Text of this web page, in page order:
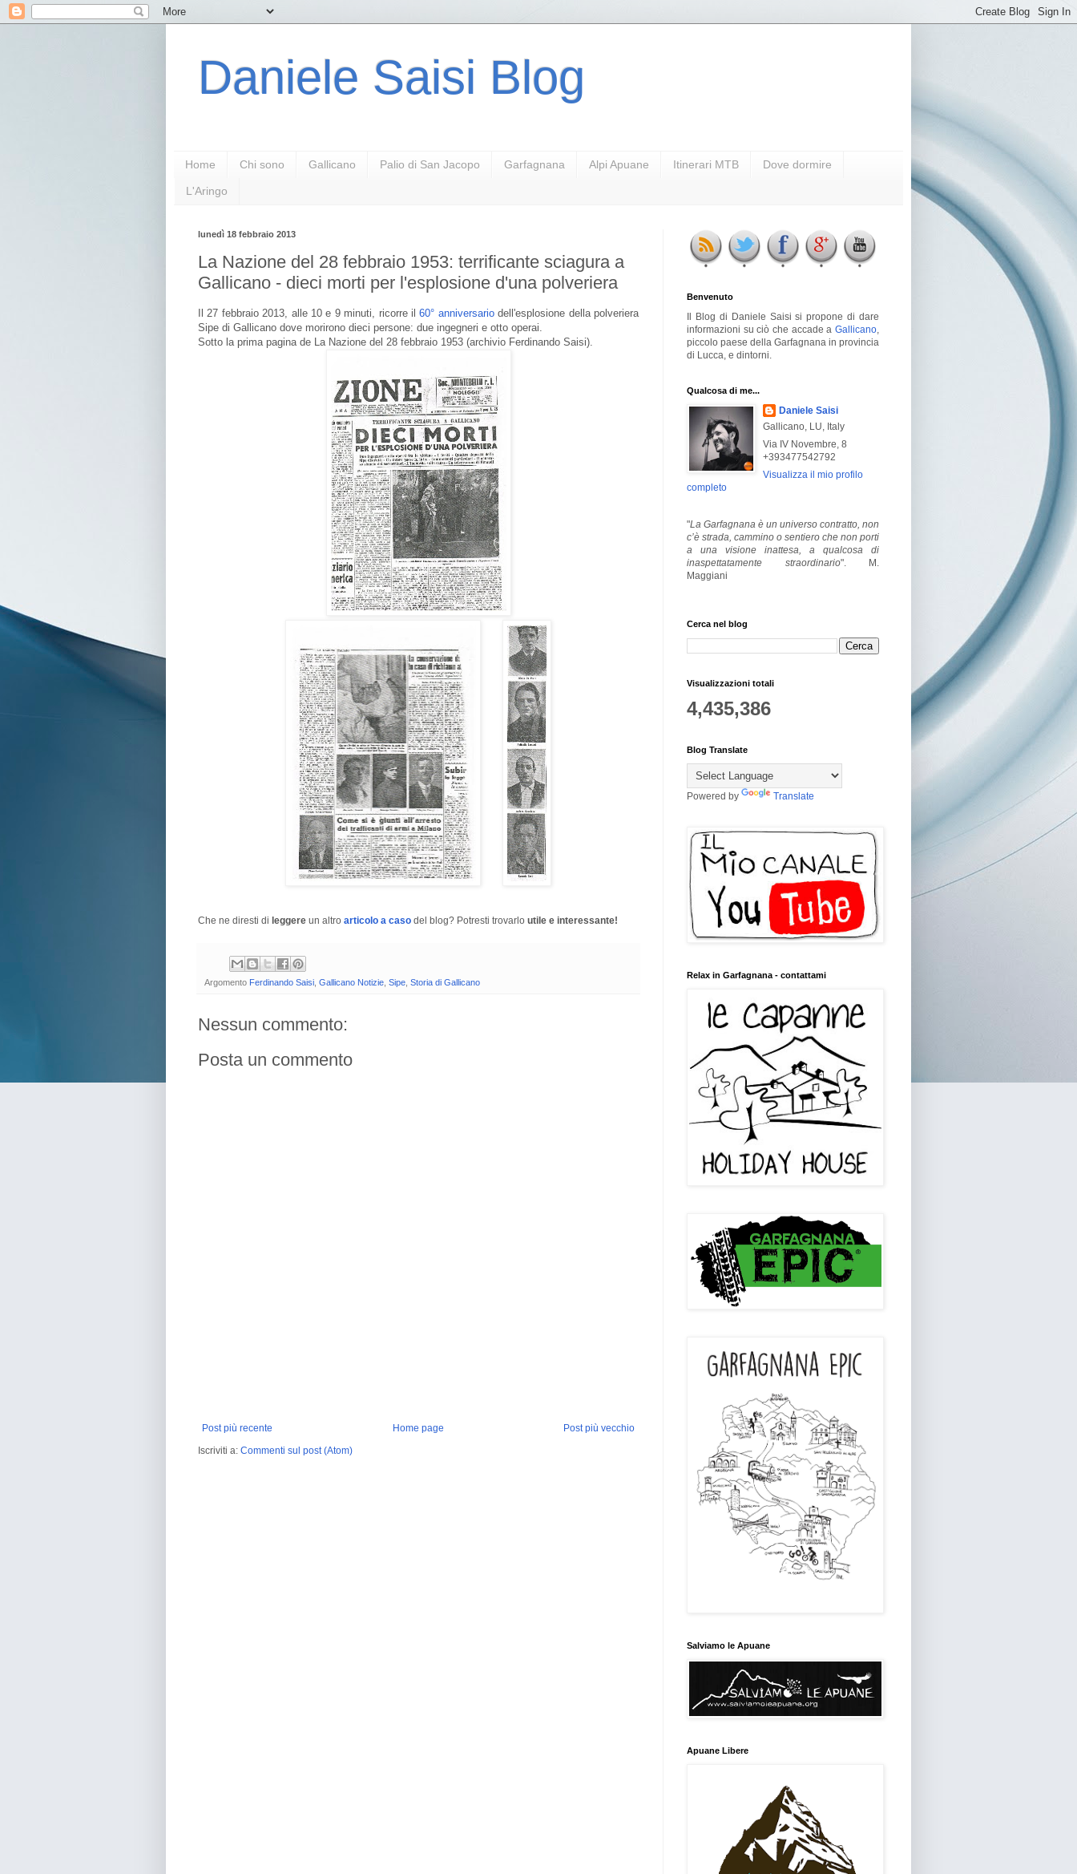
Daniele Saisi Blog
Home Chi sono Gallicano Palio di San Jacopo Garfagnana Alpi Apuane Itinerari MTB Dove dormire
L'Aringo
lunedì 18 febbraio 2013
La Nazione del 28 febbraio 1953: terrificante sciagura a
Gallicano - dieci morti per l'esplosione d'una polveriera
Il 27 febbraio 2013, alle 10 e 9 minuti, ricorre il60° anniversariodell'esplosione della polveriera
Sipe di Gallicano dove morirono dieci persone: due ingegneri e otto operai.
Sotto la prima pagina de La Nazione del 28 febbraio 1953 (archivio Ferdinando Saisi).
Che ne diresti di leggere un altro articolo a caso del blog? Potresti trovarlo utile e interessante!
Argomento Ferdinando Saisi Gallicano Notizie Sipe Storia di Gallicano
Nessun commento:
Posta un commento
Post più recente Post più vecchio
Home page
Iscriviti a: Commenti sul post (Atom)
Benvenuto
Il Blog di Daniele Saisi si propone di dare
informazioni su ciò che accade a Gallicano
piccolo paese della Garfagnana in provincia
di Lucca, e dintorni.
Qualcosa di me...
Daniele Saisi
Gallicano, LU, Italy
Via IV Novembre, 8
+393477542792
Visualizza il mio profilo
completo
"La Garfagnana è un universo contratto, non
c’è strada, cammino o sentiero che non porti
a una visione inattesa, a qualcosa di
inaspettatamente straordinario". M.
Maggiani
Cerca nel blog
Visualizzazioni totali
4,435,386
Blog Translate
Powered by Translate
Relax in Garfagnana - contattami
Salviamo le Apuane
Apuane Libere